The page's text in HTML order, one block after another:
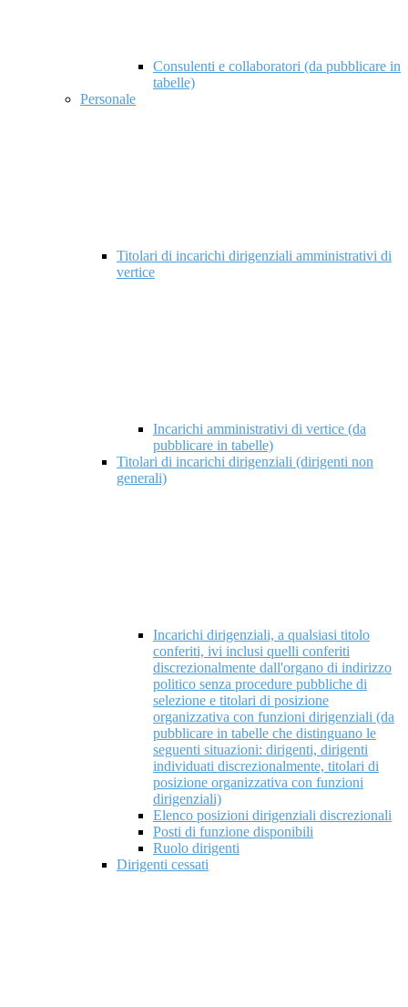
Consulenti e collaboratori (da pubblicare in
tabelle)
Personale
Titolari di incarichi dirigenziali amministrativi di
vertice
Incarichi amministrativi di vertice (da
pubblicare in tabelle)
Titolari di incarichi dirigenziali (dirigenti non
generali)
Incarichi dirigenziali, a qualsiasi titolo
conferiti, ivi inclusi quelli conferiti
discrezionalmente dall'organo di indirizzo
politico senza procedure pubbliche di
selezione e titolari di posizione
organizzativa con funzioni dirigenziali (da
pubblicare in tabelle che distinguano le
seguenti situazioni: dirigenti, dirigenti
individuati discrezionalmente, titolari di
posizione organizzativa con funzioni
dirigenziali)
Elenco posizioni dirigenziali discrezionali
Posti di funzione disponibili
Ruolo dirigenti
Dirigenti cessati